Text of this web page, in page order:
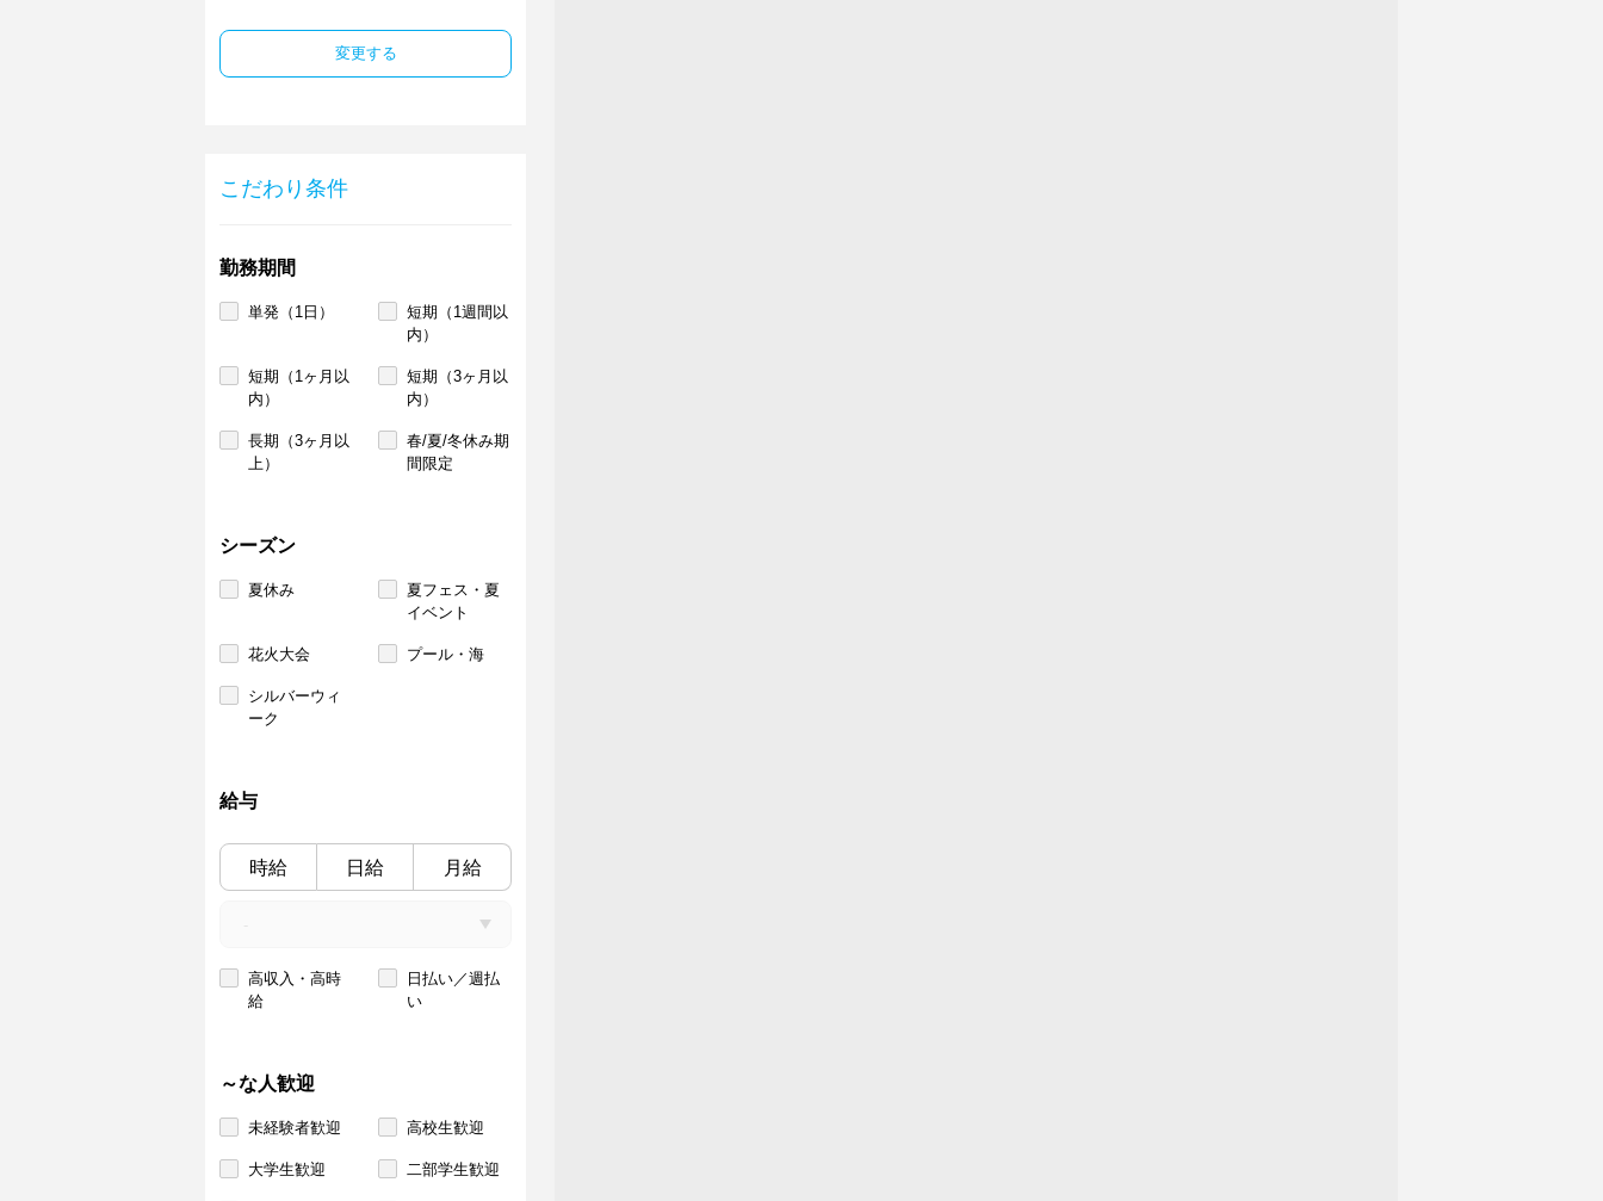
変更する
こだわり条件
勤務期間
単発（1日）
短期（1週間以
内）
短期（1ヶ月以
内）
短期（3ヶ月以
内）
長期（3ヶ月以
上）
春/夏/冬休み期
間限定
シーズン
夏休み
夏フェス・夏
イベント
花火大会 プール・海
シルバーウィ
ーク
給与
時給 日給 月給
高収入・高時
給
日払い／週払
い
～な人歓迎
未経験者歓迎 高校生歓迎
大学生歓迎 二部学生歓迎